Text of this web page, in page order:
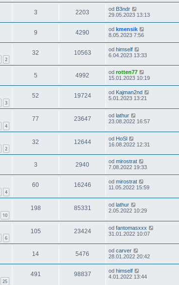
3 2203 od B3ndr
29.05.2023 13:13
9 4290 od kmensik
8.05.2023 7:56
2
32 10563 od himself
6.04.2023 13:33
5 4992 od rotten77
15.01.2023 10:19
3
52 19724 od Kajman2nd
5.01.2023 13:21
4
77 23647 od lathur
23.08.2022 16:57
2
32 12644 od HoSl
16.08.2022 12:31
3 2940 od mirostrat
7.08.2022 19:33
4
60 16246 od mirostrat
11.05.2022 15:59
10
198 85331 od lathur
2.05.2022 10:29
6
105 23424 od fantomasxxx
31.01.2022 10:07
14 5476 od carver
28.01.2022 20:42
25
491 98837 od himself
4.01.2022 13:44